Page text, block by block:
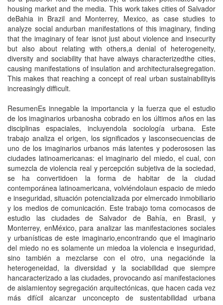
housing market and the media. This work takes cities of Salvador
deBahia in Brazil and Monterrey, Mexico, as case studies to
analyze social andurban manifestations of this imaginary, finding
that the imaginary of fear isnot just about violence and insecurity
but also about relating with others,a denial of heterogeneity,
diversity and sociability that have always characterizedthe cities,
causing manifestations of insulation and architecturalsegregation.
This makes that reaching a concept of real urban sustainabilityis
increasingly difficult.
ResumenEs innegable la importancia y la fuerza que el estudio
de los imaginarios urbanosha cobrado en los últimos años en las
disciplinas espaciales, incluyendola sociología urbana. Este
trabajo analiza el origen, los significados y lasconsecuencias de
uno de los imaginarios urbanos más latentes y poderososen las
ciudades latinoamericanas: el imaginario del miedo, el cual, con
sumezcla de violencia real y percepción subjetiva de la sociedad,
se ha convertidoen la forma de habitar de la ciudad
contemporánea latinoamericana, volviéndolaun espacio de miedo
e inseguridad, situación potencializada por elmercado inmobiliario
y los medios de comunicación. Este trabajo toma comocasos de
estudio las ciudades de Salvador de Bahía, en Brasil, y
Monterrey, enMéxico, para analizar las manifestaciones sociales
y urbanísticas de este imaginario,encontrando que el imaginario
del miedo no es solamente un miedoa la violencia e inseguridad,
sino también a mezclarse con el otro, una negaciónde la
heterogeneidad, la diversidad y la sociabilidad que siempre
hancaracterizado a las ciudades, provocando así manifestaciones
de aislamientoy segregación arquitectónicas, que hacen cada vez
más difícil alcanzar unconcepto de sustentabilidad urbana